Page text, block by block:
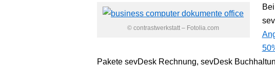
© contrastwerkstatt – Fotolia.com
Pakete sevDesk Rechnung, sevDesk